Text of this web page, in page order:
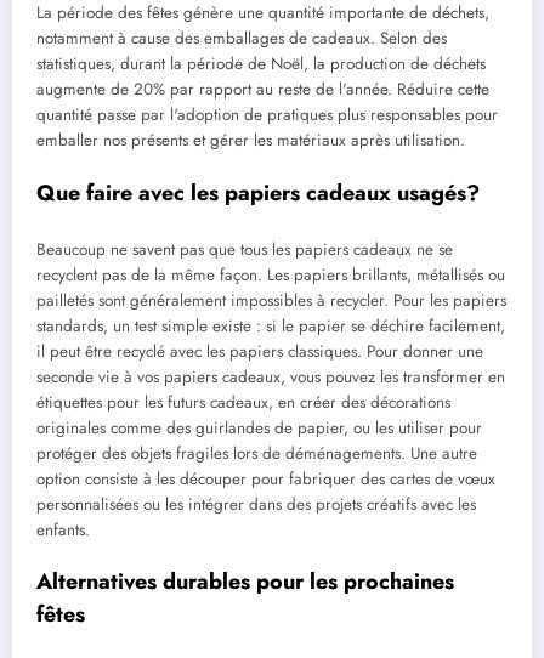
La période des fêtes génère une quantité importante de déchets,
notamment à cause des emballages de cadeaux. Selon des
statistiques, durant la période de Noël, la production de déchets
augmente de 20% par rapport au reste de l'année. Réduire cette
quantité passe par l'adoption de pratiques plus responsables pour
emballer nos présents et gérer les matériaux après utilisation.
Que faire avec les papiers cadeaux usagés?
Beaucoup ne savent pas que tous les papiers cadeaux ne se
recyclent pas de la même façon. Les papiers brillants, métallisés ou
pailletés sont généralement impossibles à recycler. Pour les papiers
standards, un test simple existe : si le papier se déchire facilement,
il peut être recyclé avec les papiers classiques. Pour donner une
seconde vie à vos papiers cadeaux, vous pouvez les transformer en
étiquettes pour les futurs cadeaux, en créer des décorations
originales comme des guirlandes de papier, ou les utiliser pour
protéger des objets fragiles lors de déménagements. Une autre
option consiste à les découper pour fabriquer des cartes de vœux
personnalisées ou les intégrer dans des projets créatifs avec les
enfants.
Alternatives durables pour les prochaines
fêtes